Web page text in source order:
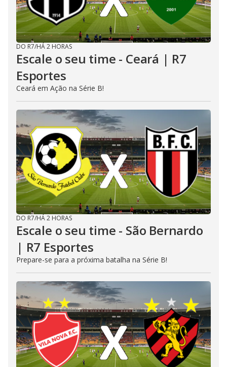
DO R7/HÁ 2 HORAS
Escale o seu time - Ceará | R7
Esportes
Ceará em Ação na Série B!
DO R7/HÁ 2 HORAS
Escale o seu time - São Bernardo
| R7 Esportes
Prepare-se para a próxima batalha na Série B!